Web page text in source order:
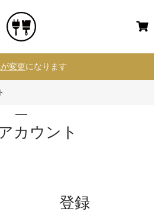
カ
変更になります
カウント
登録